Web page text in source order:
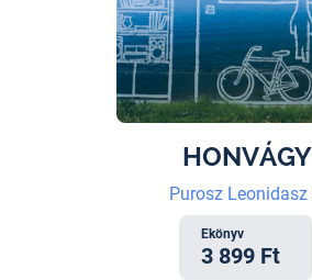
HONVÁGY
Purosz Leonidasz
Ekönyv
3 899 Ft